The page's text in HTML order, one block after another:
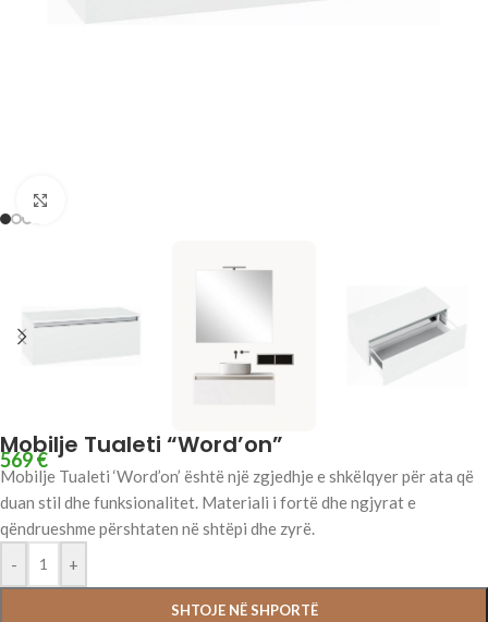
Mobilje Tualeti “Word’on”
569€
Mobilje Tualeti ‘Word’on’ është një zgjedhje e shkëlqyer për ata që
duan stil dhe funksionalitet. Materiali i fortë dhe ngjyrat e
qëndrueshme përshtaten në shtëpi dhe zyrë.
-
+
SHTOJE NË SHPORTË